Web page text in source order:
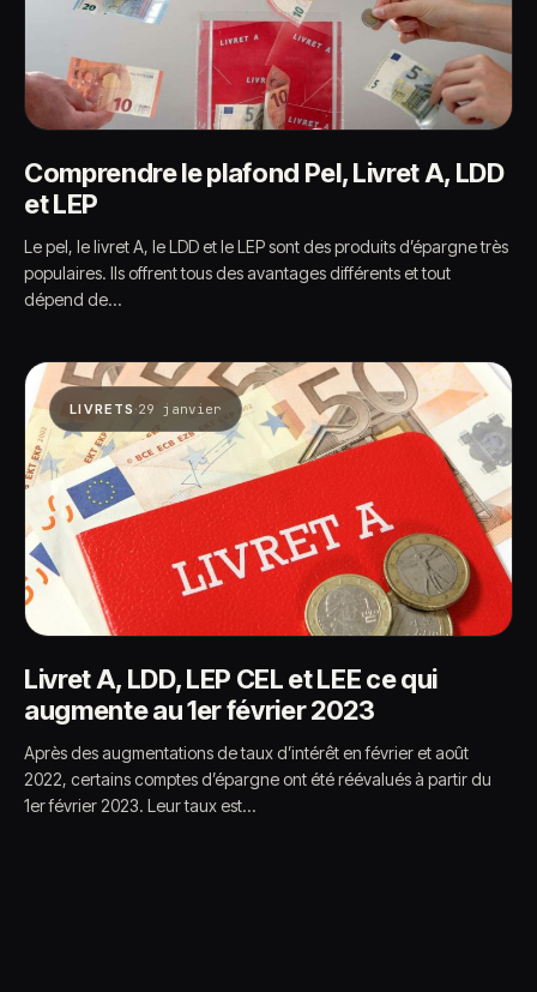
Comprendre le plafond Pel, Livret A, LDD
et LEP
Le pel, le livret A, le LDD et le LEP sont des produits d’épargne très
populaires. Ils offrent tous des avantages différents et tout
dépend de…
LIVRETS ·29 janvier
Livret A, LDD, LEP CEL et LEE ce qui
augmente au 1er février 2023
Après des augmentations de taux d’intérêt en février et août
2022, certains comptes d’épargne ont été réévalués à partir du
1er février 2023. Leur taux est…